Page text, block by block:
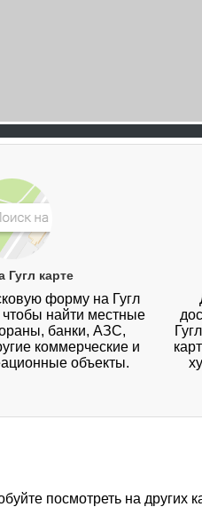
Гугл карте
форму на Гугл
чтобы найти местные
банки, АЗС,
коммерческие и
объекты.
посмотреть на других